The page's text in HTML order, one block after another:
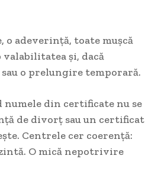
adeverință, toate mușcă
și, dacă
o prelungire temporară.
numele din certificate nu se
de divorț sau un certificat
Centrele cer coerență:
O mică nepotrivire